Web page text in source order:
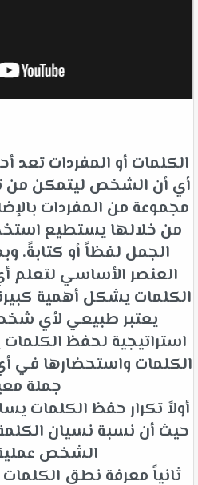
الكلمات أو المفردات تعد
أي أن الشخص ليتمكن من
مجموعة من المفردات
من خلالها يستطيع
الجمل لفظاً أو كتابةً.
العنصر الأساسي لتعلم
الكلمات يشكل أهمية
يعتبر طبيعي لأي
استراتيجية لحفظ
الكلمات واستحضارها في
جملة
أولاً تكرار حفظ الكلمات
حيث أن نسبة نسيان
الشخص
ثانياً معرفة نطق